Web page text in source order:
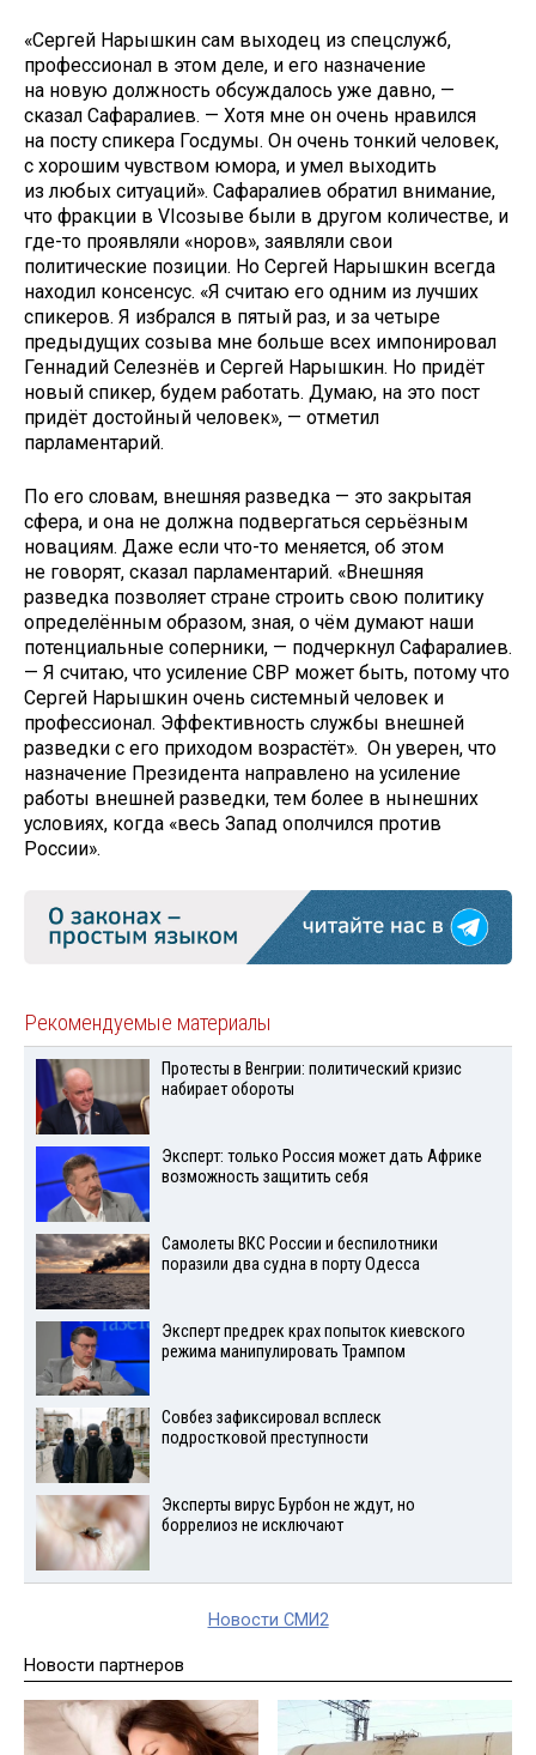
«Сергей Нарышкин сам выходец из спецслужб,
профессионал в этом деле, и его назначение
на новую должность обсуждалось уже давно, —
сказал Сафаралиев. — Хотя мне он очень нравился
на посту спикера Госдумы. Он очень тонкий человек,
с хорошим чувством юмора, и умел выходить
из любых ситуаций». Сафаралиев обратил внимание,
что фракции в VIсозыве были в другом количестве, и
где-то проявляли «норов», заявляли свои
политические позиции. Но Сергей Нарышкин всегда
находил консенсус. «Я считаю его одним из лучших
спикеров. Я избрался в пятый раз, и за четыре
предыдущих созыва мне больше всех импонировал
Геннадий Селезнёв и Сергей Нарышкин. Но придёт
новый спикер, будем работать. Думаю, на это пост
придёт достойный человек», — отметил
парламентарий.
По его словам, внешняя разведка — это закрытая
сфера, и она не должна подвергаться серьёзным
новациям. Даже если что-то меняется, об этом
не говорят, сказал парламентарий. «Внешняя
разведка позволяет стране строить свою политику
определённым образом, зная, о чём думают наши
потенциальные соперники, — подчеркнул Сафаралиев.
— Я считаю, что усиление СВР может быть, потому что
Сергей Нарышкин очень системный человек и
профессионал. Эффективность службы внешней
разведки с его приходом возрастёт». Он уверен, что
назначение Президента направлено на усиление
работы внешней разведки, тем более в нынешних
условиях, когда «весь Запад ополчился против
России».
Рекомендуемые материалы
Протесты в Венгрии: политический кризис
набирает обороты
Эксперт: только Россия может дать Африке
возможность защитить себя
Самолеты ВКС России и беспилотники
поразили два судна в порту Одесса
Эксперт предрек крах попыток киевского
режима манипулировать Трампом
Совбез зафиксировал всплеск
подростковой преступности
Эксперты вирус Бурбон не ждут, но
боррелиоз не исключают
Новости СМИ2
Новости партнеров